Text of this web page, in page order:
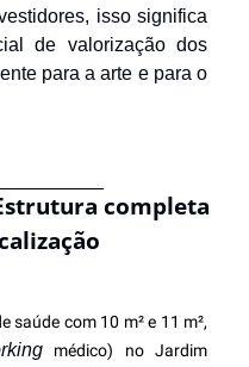
isso significa
de valorização dos
para a arte e para o
completa
saúde com 10 m² e 11 m²,
médico) no Jardim